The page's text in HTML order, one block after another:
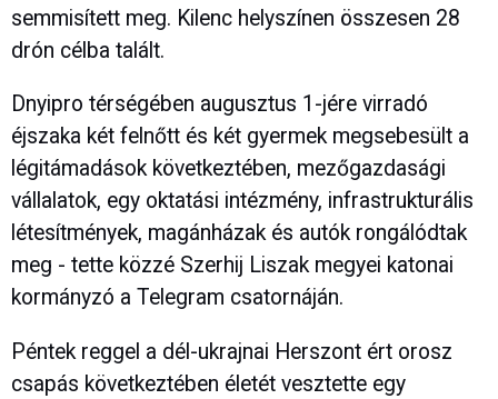
semmisített meg. Kilenc helyszínen összesen 28
drón célba talált.
Dnyipro térségében augusztus 1-jére virradó
éjszaka két felnőtt és két gyermek megsebesült a
légitámadások következtében, mezőgazdasági
vállalatok, egy oktatási intézmény, infrastrukturális
létesítmények, magánházak és autók rongálódtak
meg - tette közzé Szerhij Liszak megyei katonai
kormányzó a Telegram csatornáján.
Péntek reggel a dél-ukrajnai Herszont ért orosz
csapás következtében életét vesztette egy